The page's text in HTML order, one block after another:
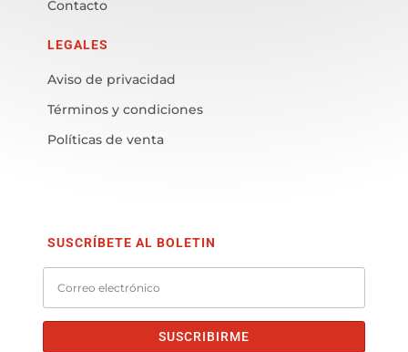
Contacto
LEGALES
Aviso de privacidad
Términos y condiciones
Políticas de venta
SUSCRÍBETE AL BOLETIN
SUSCRIBIRME